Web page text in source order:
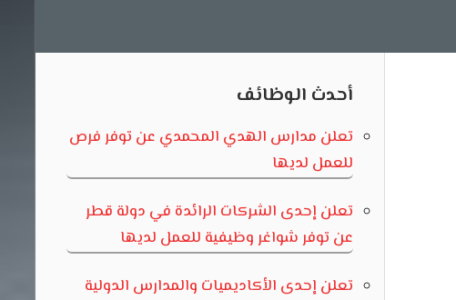
أحدث الوظائف
تعلن مدارس الهدي المحمدي عن توفر فرص
للعمل لديها
تعلن إحدى الشركات الرائدة في دولة قطر
عن توفر شواغر وظيفية للعمل لديها
تعلن إحدى الأكاديميات والمدارس الدولية